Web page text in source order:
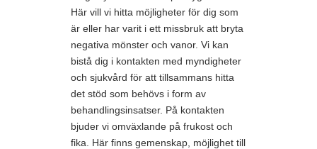
Här vill vi hitta möjligheter för dig som
är eller har varit i ett missbruk att bryta
negativa mönster och vanor. Vi kan
bistå dig i kontakten med myndigheter
och sjukvård för att tillsammans hitta
det stöd som behövs i form av
behandlingsinsatser. På kontakten
bjuder vi omväxlande på frukost och
fika. Här finns gemenskap, möjlighet till